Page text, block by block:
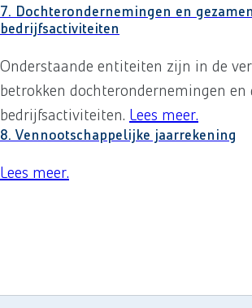
7. Dochterondernemingen en
bedrijfsactiviteiten
Onderstaande entiteiten zijn in de
betrokken dochterondernemingen en
bedrijfsactiviteiten. Lees meerover
.
8. Vennootschappelijke jaarrekening
Lees meerover
.